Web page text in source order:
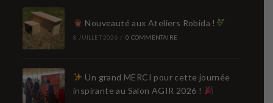
Nouveauté aux Ateliers Robida !
8 JUILLET 2026 / 0 COMMENTAIRE
Un grand MERCI pour cette journée
inspirante au Salon AGIR 2026 !